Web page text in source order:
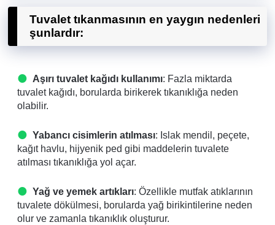
Tuvalet tıkanmasının en yaygın nedenleri
şunlardır:
Aşırı tuvalet kağıdı kullanımı: Fazla miktarda
tuvalet kağıdı, borularda birikerek tıkanıklığa neden
olabilir.
Yabancı cisimlerin atılması: Islak mendil, peçete,
kağıt havlu, hijyenik ped gibi maddelerin tuvalete
atılması tıkanıklığa yol açar.
Yağ ve yemek artıkları: Özellikle mutfak atıklarının
tuvalete dökülmesi, borularda yağ birikintilerine neden
olur ve zamanla tıkanıklık oluşturur.